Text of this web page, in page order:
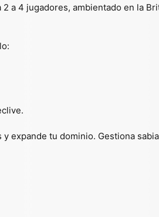
a 4 jugadores, ambientado en la
expande tu dominio. Gestiona